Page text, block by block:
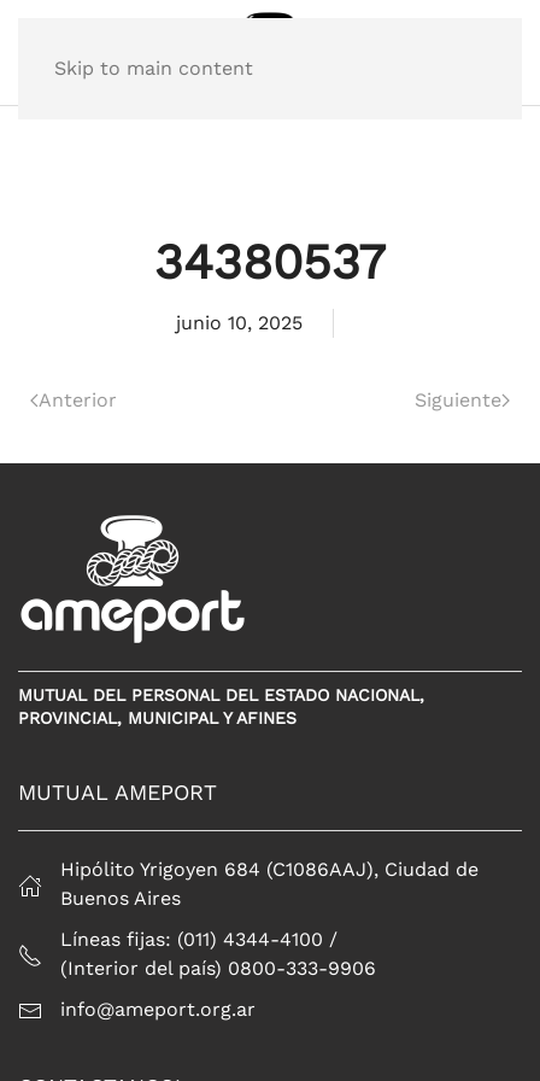
Skip to main content
34380537
junio 10, 2025
Anterior Siguiente
MUTUAL DEL PERSONAL DEL ESTADO NACIONAL,
PROVINCIAL, MUNICIPAL Y AFINES
MUTUAL AMEPORT
Hipólito Yrigoyen 684 (C1086AAJ), Ciudad de
Buenos Aires
Líneas fijas: (011) 4344-4100 /
(Interior del país) 0800-333-9906
info@ameport.org.ar